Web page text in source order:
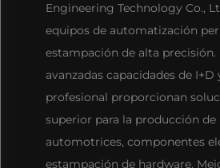
Engineering Technology Co.,
equipos de automatización
estampación de alta precisión.
avanzadas capacidades de
profesional proporcionan
superior para la producción de
automotrices, componentes
estampación de hardware.